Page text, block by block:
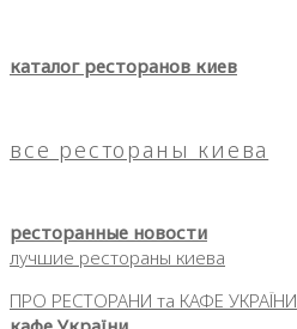
каталог ресторанов киев
все рестораны киева
ресторанные новости
лучшие рестораны киева
ПРО РЕСТОРАНИ та КАФЕ УКРАЇНИ